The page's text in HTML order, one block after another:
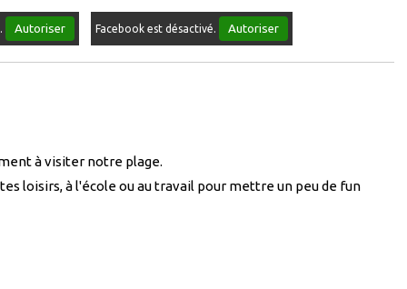
Autoriser Facebook est désactivé. Autoriser
à visiter notre plage.
loisirs, à l'école ou au travail pour mettre un peu de fun